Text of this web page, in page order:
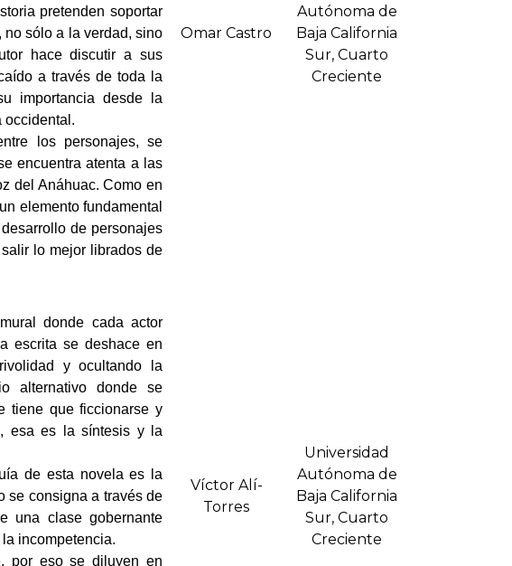
pretenden soportar
sólo a la verdad, sino
hace discutir a sus
a través de toda la
importancia desde la
occidental.
los personajes, se
encuentra atenta a las
del Anáhuac. Como en
elemento fundamental
de personajes
lo mejor librados de
Omar Castro
Autónoma de
Baja California
Sur, Cuarto
Creciente
donde cada actor
escrita se deshace en
y ocultando la
alternativo donde se
tiene que ficcionarse y
esa es la síntesis y la
de esta novela es la
se consigna a través de
una clase gobernante
incompetencia.
por eso se diluyen en
Ví­ctor Alí­
Torres
Universidad
Autónoma de
Baja California
Sur, Cuarto
Creciente